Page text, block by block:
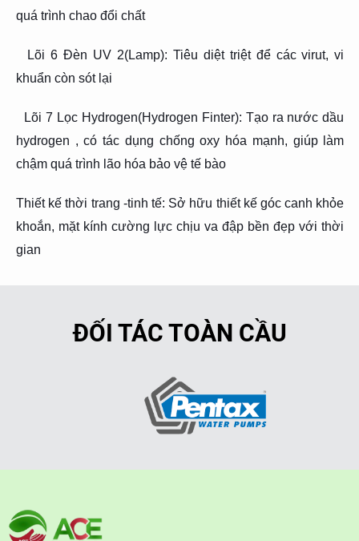
quá trình chao đổi chất
Lõi 6 Đèn UV 2(Lamp): Tiêu diệt triệt để các virut, vi
khuẩn còn sót lại
Lõi 7 Lọc Hydrogen(Hydrogen Finter): Tạo ra nước dầu
hydrogen , có tác dụng chống oxy hóa mạnh, giúp làm
chậm quá trình lão hóa bảo vệ tế bào
Thiết kế thời trang -tinh tế: Sở hữu thiết kế góc canh khỏe
khoắn, mặt kính cường lực chịu va đập bền đẹp với thời
gian
ĐỐI TÁC TOÀN CẦU